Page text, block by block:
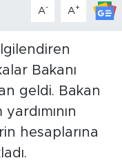
A- A+
Bakanı
geldi. Bakan
hesaplarına